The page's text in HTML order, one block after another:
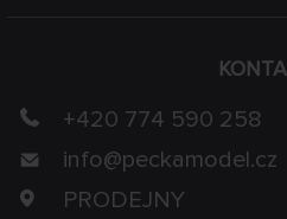
+420 774 590 258
info@peckamodel.cz
PRODEJNY